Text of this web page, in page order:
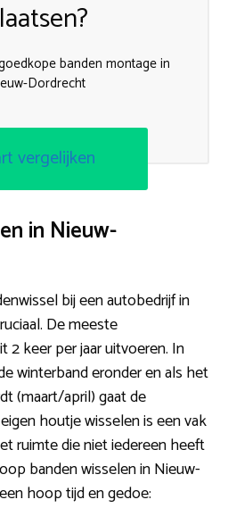
banden montage in
Dordrecht
vergelijken
in Nieuw-
bij een autobedrijf in
De meeste
2 keer per jaar uitvoeren. In
winterband eronder en als het
(maart/april) gaat de
houtje wisselen is een vak
ruimte die niet iedereen heeft
banden wisselen in Nieuw-
hoop tijd en gedoe: